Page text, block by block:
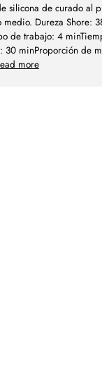
silicona de curado al
medio. Dureza Shore:
de trabajo: 4
30 minProporción de
more